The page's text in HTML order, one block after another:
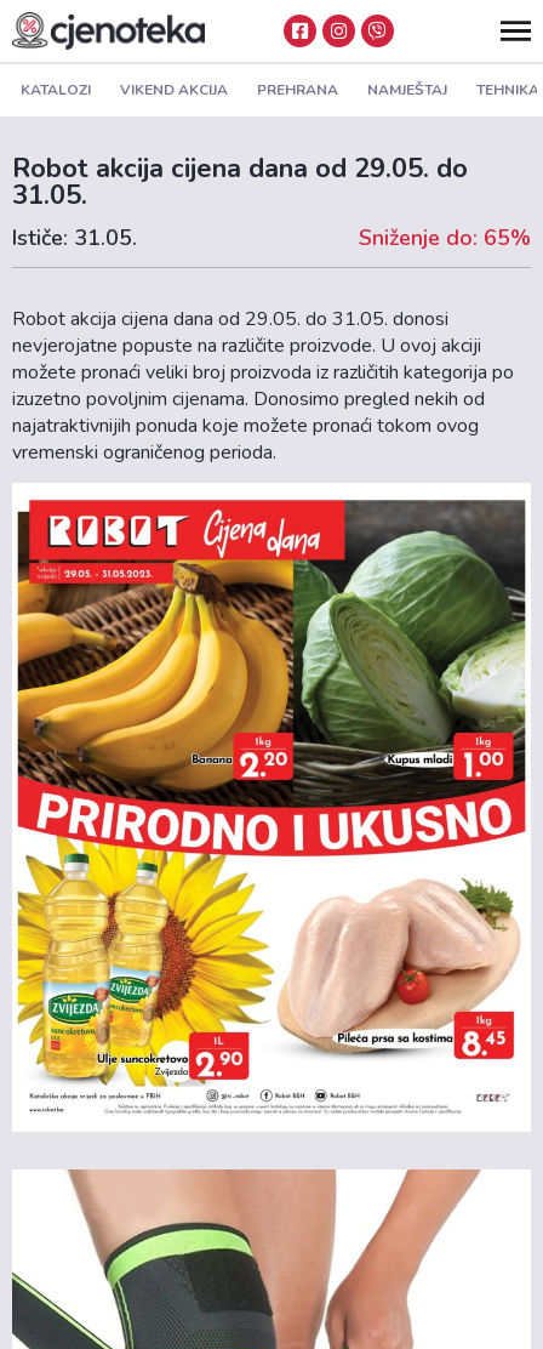
KATALOZI VIKEND AKCIJA PREHRANA NAMJEŠTAJ TEHNIKA
Robot akcija cijena dana od 29.05. do
31.05.
Ističe: 31.05. Sniženje do: 65%
Robot akcija cijena dana od 29.05. do 31.05. donosi
nevjerojatne popuste na različite proizvode. U ovoj akciji
možete pronaći veliki broj proizvoda iz različitih kategorija po
izuzetno povoljnim cijenama. Donosimo pregled nekih od
najatraktivnijih ponuda koje možete pronaći tokom ovog
vremenski ograničenog perioda.